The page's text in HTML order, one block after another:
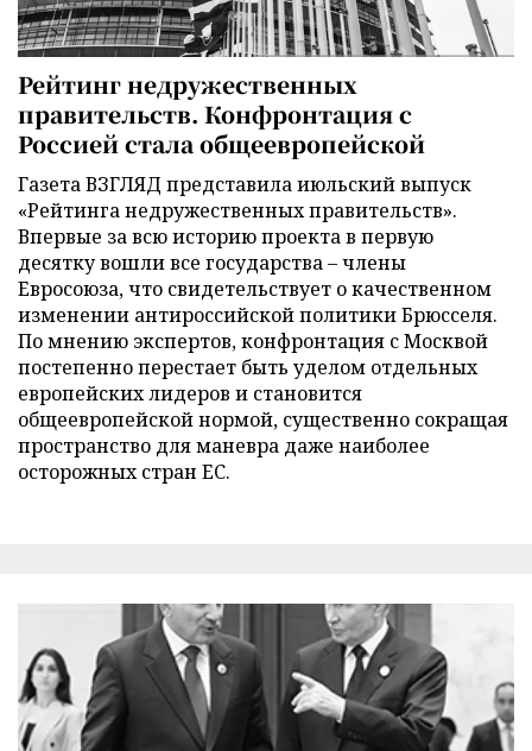
Рейтинг недружественных
правительств. Конфронтация с
Россией стала общеевропейской
Газета ВЗГЛЯД представила июльский выпуск
«Рейтинга недружественных правительств».
Впервые за всю историю проекта в первую
десятку вошли все государства – члены
Евросоюза, что свидетельствует о качественном
изменении антироссийской политики Брюсселя.
По мнению экспертов, конфронтация с Москвой
постепенно перестает быть уделом отдельных
европейских лидеров и становится
общеевропейской нормой, существенно сокращая
пространство для маневра даже наиболее
осторожных стран ЕС.